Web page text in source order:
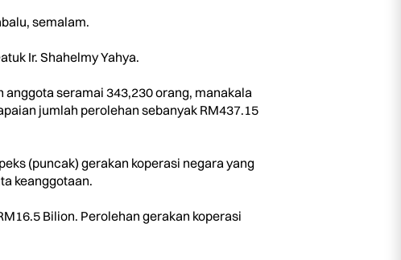
semalam.
Ir. Shahelmy Yahya.
anggota seramai 343,230 orang, manakala
jumlah perolehan sebanyak RM437.15
(puncak) gerakan koperasi negara yang
keanggotaan.
Bilion. Perolehan gerakan koperasi